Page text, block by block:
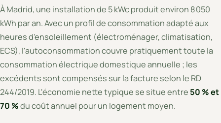
À Madrid, une installation de 5 kWc produit environ 8 050
kWh par an. Avec un profil de consommation adapté aux
heures d'ensoleillement (électroménager, climatisation,
ECS), l'autoconsommation couvre pratiquement toute la
consommation électrique domestique annuelle ; les
excédents sont compensés sur la facture selon le RD
244/2019. L'économie nette typique se situe entre 50 % et
70 %du coût annuel pour un logement moyen.